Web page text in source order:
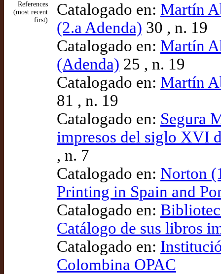
References
(most recent
first)
Catalogado en: Martín
(2.a Adenda) 30 , n. 19
Catalogado en: Martín
(Adenda) 25 , n. 19
Catalogado en: Martín
81 , n. 19
Catalogado en: Segura
impresos del siglo XVI
, n. 7
Catalogado en: Norton
Printing in Spain and
Catalogado en:
Catálogo de sus libros
Catalogado en:
Colombina OPAC